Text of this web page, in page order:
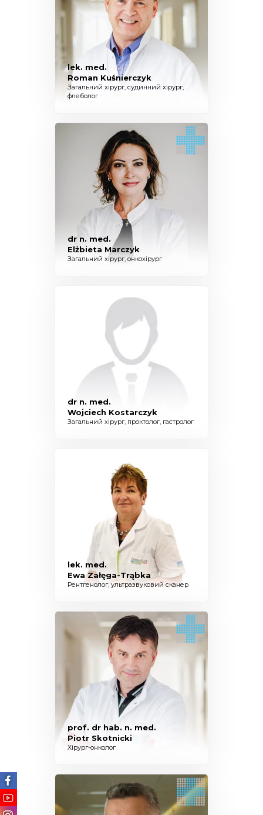
lek. med.
Roman Kuśnierczyk
Загальний хірург, судинний хірург,
флеболог
dr n. med.
Elżbieta Marczyk
Загальний хірург, онкохірург
dr n. med.
Wojciech Kostarczyk
Загальний хірург, проктолог, гастролог
lek. med.
Ewa Załęga-Trąbka
Рентгенолог, ультразвуковий сканер
prof. dr hab. n. med.
Piotr Skotnicki
Хірург-онколог